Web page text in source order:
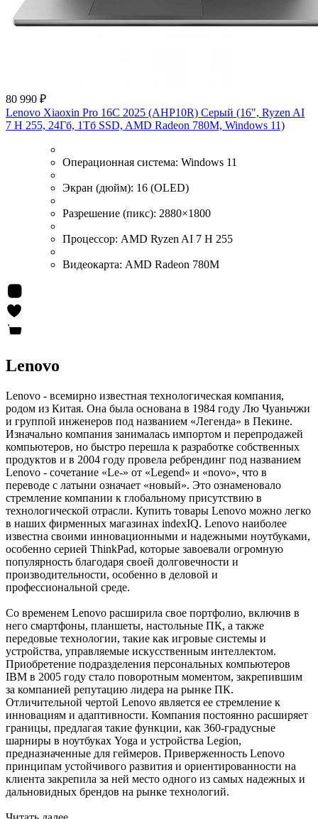
80 990 ₽
Lenovo Xiaoxin Pro 16C 2025 (AHP10R) Серый (16", Ryzen AI
7 H 255, 24Гб, 1Тб SSD, AMD Radeon 780M, Windows 11)
Операционная система: Windows 11
Экран (дюйм): 16 (OLED)
Разрешение (пикс): 2880×1800
Процессор: AMD Ryzen AI 7 H 255
Видеокарта: AMD Radeon 780M
Lenovo
Lenovo - всемирно известная технологическая компания,
родом из Китая. Она была основана в 1984 году Лю Чуаньчжи
и группой инженеров под названием «Легенда» в Пекине.
Изначально компания занималась импортом и перепродажей
компьютеров, но быстро перешла к разработке собственных
продуктов и в 2004 году провела ребрендинг под названием
Lenovo - сочетание «Le-» от «Legend» и «novo», что в
переводе с латыни означает «новый». Это ознаменовало
стремление компании к глобальному присутствию в
технологической отрасли. Купить товары Lenovo можно легко
в наших фирменных магазинах indexIQ. Lenovo наиболее
известна своими инновационными и надежными ноутбуками,
особенно серией ThinkPad, которые завоевали огромную
популярность благодаря своей долговечности и
производительности, особенно в деловой и
профессиональной среде.
Со временем Lenovo расширила свое портфолио, включив в
него смартфоны, планшеты, настольные ПК, а также
передовые технологии, такие как игровые системы и
устройства, управляемые искусственным интеллектом.
Приобретение подразделения персональных компьютеров
IBM в 2005 году стало поворотным моментом, закрепившим
за компанией репутацию лидера на рынке ПК.
Отличительной чертой Lenovo является ее стремление к
инновациям и адаптивности. Компания постоянно расширяет
границы, предлагая такие функции, как 360-градусные
шарниры в ноутбуках Yoga и устройства Legion,
предназначенные для геймеров. Приверженность Lenovo
принципам устойчивого развития и ориентированности на
клиента закрепила за ней место одного из самых надежных и
дальновидных брендов на рынке технологий.